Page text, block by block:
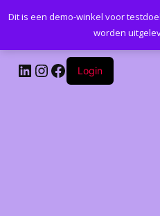
LinkedIn
Instagram
Facebook
Login
Dit is een demo-winkel voor
worden